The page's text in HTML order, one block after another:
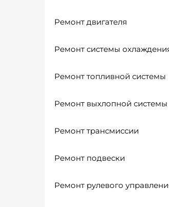
Ремонт двигателя
Ремонт системы
Ремонт топливной системы
Ремонт выхлопной системы
Ремонт трансмиссии
Ремонт подвески
Ремонт рулевого